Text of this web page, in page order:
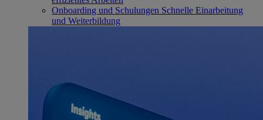
Onboarding und Schulungen Schnelle Einarbeitung
und Weiterbildung